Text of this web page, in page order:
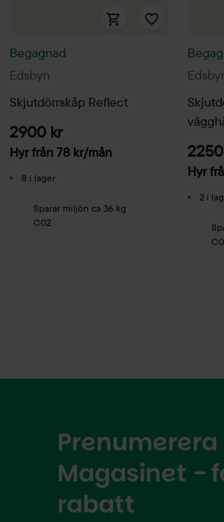
Edsbyn
Begagnad
Skjutdörrskåp Reflect
2900 kr
Hyr från 78 kr/mån
8 i lager
Sparar miljön ca 36 kg
C02
Hyr
2 i
Prenumerera
Magasinet -
rabatt